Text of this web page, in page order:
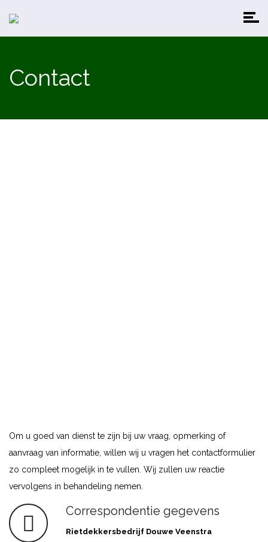
Contact
Om u goed van dienst te zijn bij uw vraag, opmerking of
aanvraag van informatie, willen wij u vragen het contactformulier
zo compleet mogelijk in te vullen. Wij zullen uw reactie
vervolgens in behandeling nemen.
Correspondentie gegevens
Rietdekkersbedrijf Douwe Veenstra